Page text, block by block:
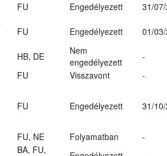
FU Engedélyezett
31/
FU Engedélyezett 01/
HB, DE
Nem
engedélyezett
-
FU Visszavont
-
FU Engedélyezett 31/
FU, NE Folyamatban
-
BA, FU,